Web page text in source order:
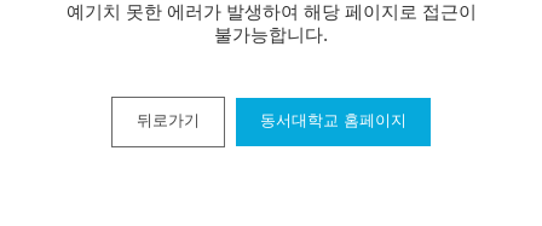
예기치 못한 에러가 발생하여 해당 페이지로 접근이
불가능합니다.
뒤로가기 동서대학교 홈페이지